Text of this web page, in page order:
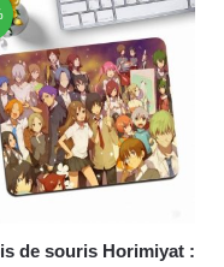
de souris Horimiyat :